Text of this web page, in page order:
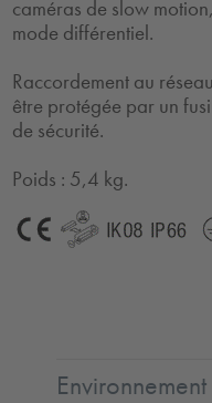
caméras de slow
mode différentiel.
Raccordement au
être protégée par un
de sécurité.
Poids : 5,4 kg.